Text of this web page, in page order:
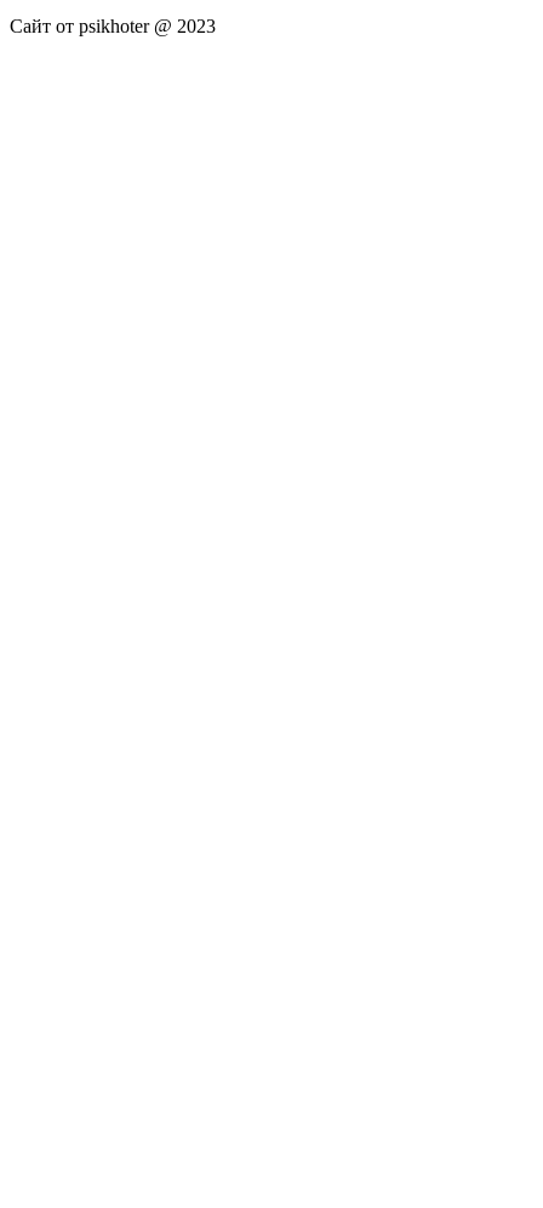
Сайт от psikhoter @ 2023